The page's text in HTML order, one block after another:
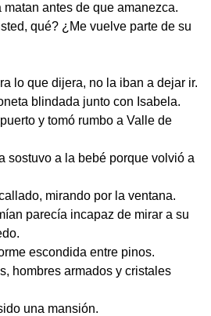
antes de que amanezca.
qué? ¿Me vuelve parte de su
lo que dijera, no la iban a dejar ir.
blindada junto con Isabela.
y tomó rumbo a Valle de
sostuvo a la bebé porque volvió a
mirando por la ventana.
parecía incapaz de mirar a su
escondida entre pinos.
hombres armados y cristales
una mansión.